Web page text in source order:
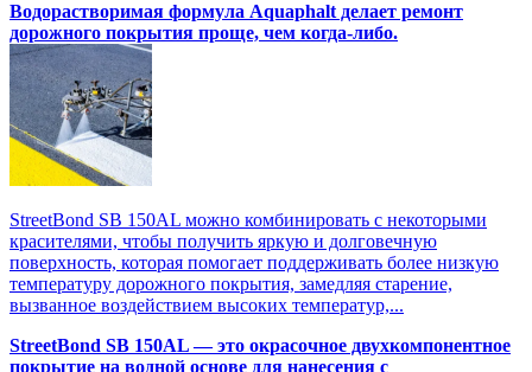
Водорастворимая формула Aquaphalt делает ремонт
дорожного покрытия проще, чем когда-либо.
StreetBond SB 150AL можно комбинировать с некоторыми
красителями, чтобы получить яркую и долговечную
поверхность, которая помогает поддерживать более низкую
температуру дорожного покрытия, замедляя старение,
вызванное воздействием высоких температур,...
StreetBond SB 150AL — это окрасочное двухкомпонентное
покрытие на водной основе для нанесения с